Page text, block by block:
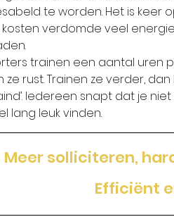
te worden. Het is keer
verdomde veel
trainen een aantal uren
ze rust. Trainen ze verder,
Iedereen snapt dat je
lang leuk vinden.
Meer solliciteren,
Efficiënt